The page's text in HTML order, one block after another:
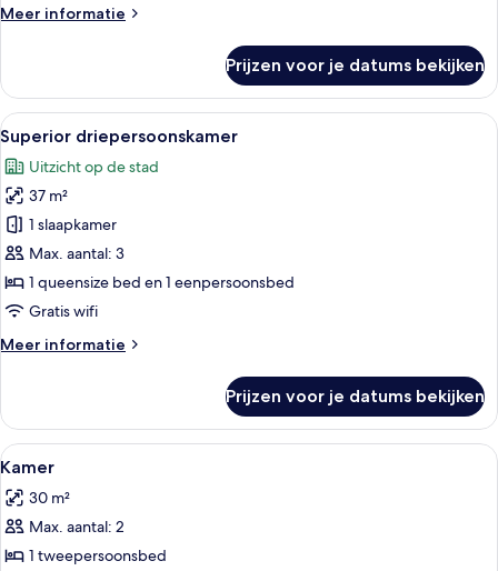
Meer informatie
Meer
driepersoonskamer,
eenpersoonsbedden
Prijzen voor je datums bekijken
Alle
foto's
voor
Superior
driepersoonskamer
laden
Een hotelkamer met drie bedden,
6
Superior driepersoonskamer
Uitzicht op de stad
37 m²
1 slaapkamer
Max. aantal: 3
1 queensize bed en 1 eenpersoonsbed
Gratis wifi
Meer informatie
Meer
driepersoonskamer
Prijzen voor je datums bekijken
Alle
foto's
voor
Kamer
laden
Een hotelkamer met een bed,
7
Kamer
30 m²
Max. aantal: 2
1 tweepersoonsbed